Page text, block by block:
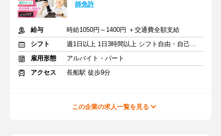
師免許
給与
時給1050円～1400円 ＋交通費全額支給
シフト
週1日以上 1日3時間以上 シフト自由・自己申告
雇用形態
アルバイト・パート
アクセス
長船駅 徒歩9分
この企業の求人一覧を見る